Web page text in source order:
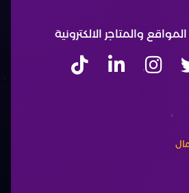
والمتاجر الالكترونية